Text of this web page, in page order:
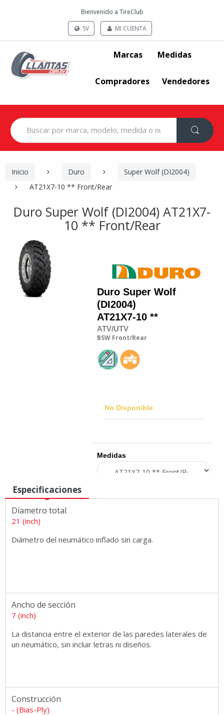
Bienvenido a TireClub
SV
MI CUENTA
Marcas Medidas
Compradores Vendedores
Search
for:
Inicio Duro
Super Wolf (DI2004)
AT21X7-10 ** Front/Rear
Duro Super Wolf (DI2004) AT21X7-
10 ** Front/Rear
Duro Super Wolf
(DI2004)
AT21X7-10 **
ATV/UTV
BSW Front/Rear
No Disponible
Medidas
Especificaciones
Díametro total
21 (inch)
Diámetro del neumático inflado sin carga.
Ancho de sección
7 (inch)
La distancia entre el exterior de las paredes laterales de
un neumático, sin incluir letras ni diseños.
Construcción
- (Bias-Ply)